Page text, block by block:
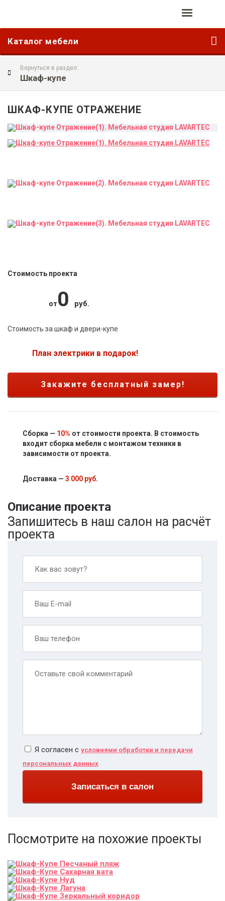
Каталог мебели
Вернуться в раздел:
Шкаф-купе
ШКАФ-КУПЕ ОТРАЖЕНИЕ
Стоимость проекта
от0 руб.
Стоимость за шкаф и двери-купе
План электрики в подарок!
Закажите бесплатный замер!
Сборка — 10% от стоимости проекта. В стоимость
входит сборка мебели с монтажом техники в
зависимости от проекта.
Доставка — 3 000 руб.
Описание проекта
Запишитесь в наш салон на расчёт
проекта
Я согласен с условиями обработки и передачи
персональных данных
Записаться в салон
Посмотрите на похожие проекты